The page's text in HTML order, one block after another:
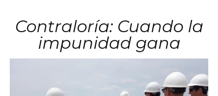
Contraloría: Cuando la
impunidad gana